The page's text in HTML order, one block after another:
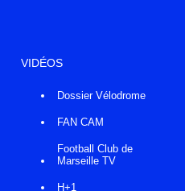
VIDÉOS
Dossier Vélodrome
FAN CAM
Football Club de
Marseille TV
H+1